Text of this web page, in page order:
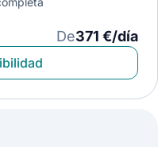
De371 €/día